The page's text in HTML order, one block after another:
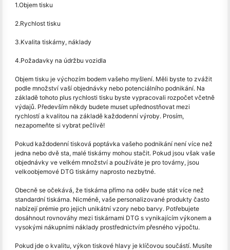
1.Objem tisku
2.Rychlost tisku
3.Kvalita tiskárny, náklady
4.Požadavky na údržbu vozidla
Objem tisku je výchozím bodem vašeho myšlení. Měli byste to zvážit
podle množství vaší objednávky nebo potenciálního podnikání. Na
základě tohoto plus rychlosti tisku byste vypracovali rozpočet včetně
výdajů. Především někdy budete muset upřednostňovat mezi
rychlostí a kvalitou na základě každodenní výroby. Prosím,
nezapomeňte si vybrat pečlivě!
Pokud každodenní tisková poptávka vašeho podnikání není více než
jedna nebo dvě sta, malé tiskárny mohou stačit. Pokud jsou však vaše
objednávky ve velkém množství a používáte je pro továrny, jsou
velkoobjemové DTG tiskárny naprosto nezbytné.
Obecně se očekává, že tiskárna přímo na oděv bude stát více než
standardní tiskárna. Nicméně, vaše personalizované produkty často
nabízejí prémie pro jejich unikátní vzory nebo barvy. Potřebujete
dosáhnout rovnováhy mezi tiskárnami DTG s vynikajícím výkonem a
vysokými nákupními náklady prostřednictvím přesného výpočtu.
Pokud jde o kvalitu, výkon tiskové hlavy je klíčovou součástí. Musíte